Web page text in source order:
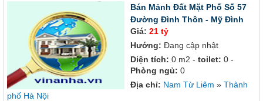
Bán Mảnh Đất Mặt Phố Số 57
Đường Đình Thôn - Mỹ Đình
Giá: 21 tỷ
Hướng: Đang cập nhật
Diện tích: 0 m2 - toilet: 0 -
Phòng ngủ: 0
Địa chỉ: Nam Từ Liêm » Thành
phố Hà Nội